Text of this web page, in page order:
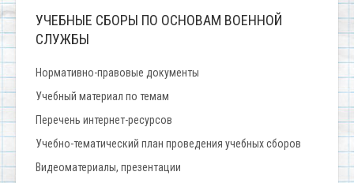
УЧЕБНЫЕ СБОРЫ ПО ОСНОВАМ ВОЕННОЙ
СЛУЖБЫ
Нормативно-правовые документы
Учебный материал по темам
Перечень интернет-ресурсов
Учебно-тематический план проведения учебных сборов
Видеоматериалы, презентации